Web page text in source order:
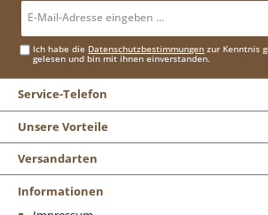
Mail-
Ich habe die Datenschutzbestimmungen zur Kenntnis
gelesen und bin mit ihnen einverstanden.
Service-Telefon
Unsere Vorteile
Versandarten
Informationen